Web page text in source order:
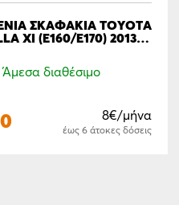
ΣΚΑΦΑΚΙΑ TOYOTA
XI (E160/E170) 2013 -
Άμεσα διαθέσιμο
8€/μήνα
έως 6 άτοκες δόσεις